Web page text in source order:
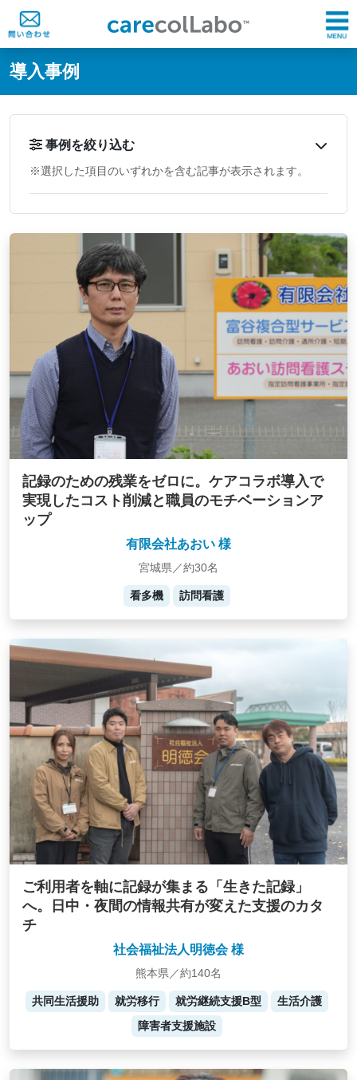
@ -0,0 +1,60 @@
導入事例
事例を絞り込む
※選択した項目のいずれかを含む記事が表示されます。
記録のための残業をゼロに。ケアコラボ導入で
実現したコスト削減と職員のモチベーションア
ップ
有限会社あおい 様
宮城県／約30名
看多機 訪問看護
ご利用者を軸に記録が集まる「生きた記録」
へ。日中・夜間の情報共有が変えた支援のカタ
チ
社会福祉法人明徳会 様
熊本県／約140名
共同生活援助 就労移行 就労継続支援B型
生活介護
障害者支援施設